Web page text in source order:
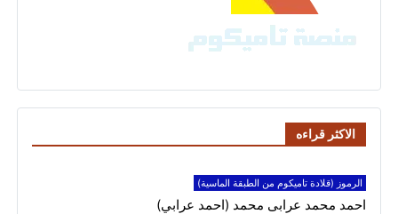
الاكثر قراءه
الرموز (قلادة تاميكوم من الطبقة الماسية)
احمد محمد عرابى محمد (احمد عرابي)